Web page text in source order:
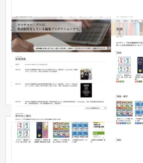
株式会社カルチャー・プロ
企業サイト 学習塾・予備校 151〜200万円
主に学習参考書を制作されている業界最
ョン様のコーポレイトサイトです。実績
非常に多...